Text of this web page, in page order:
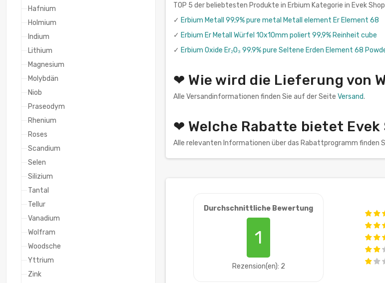
Hafnium
Holmium
Indium
Lithium
Magnesium
Molybdän
Niob
Praseodym
Rhenium
Roses
Scandium
Selen
Silizium
Tantal
Tellur
Vanadium
Wolfram
Woodsche
Yttrium
Zink
TOP 5 der beliebtesten Produkte in Erbium Kategorie in Evek
✓ Erbium Metall 99,9% pure metal Metall element Er Element 68
✓ Erbium Er Metall Würfel 10x10mm poliert 99,9% Reinheit cube
✓ Erbium Oxide Er₂O₃ 99.9% pure Seltene Erden Element 68
❤ Wie wird die Lieferung von
Alle Versandinformationen finden Sie auf der Seite Versand.
❤ Welche Rabatte bietet
Alle relevanten Informationen über das Rabattprogramm finden
Durchschnittliche Bewertung
1
Rezension(en): 2